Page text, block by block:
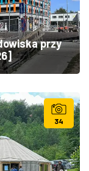
przy
34